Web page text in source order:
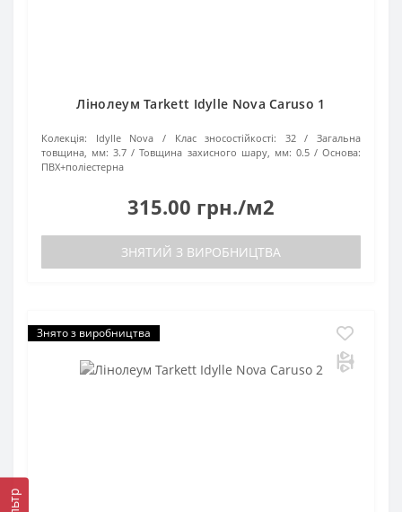
Лінолеум Tarkett Idylle Nova Caruso 1
Колекція: Idylle Nova Клас зносостійкості: 32
Загальна
товщина, мм: 3.7 Товщина захисного шару, мм: 0.5
Основа:
ПВХ+поліестерна
315.00 грн./м2
ЗНЯТИЙ З ВИРОБНИЦТВА
Знято з виробництва